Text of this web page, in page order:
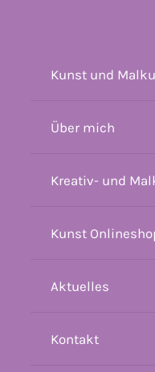
Kunst und
Über mich
Kreativ- und
Kunst
Aktuelles
Kontakt